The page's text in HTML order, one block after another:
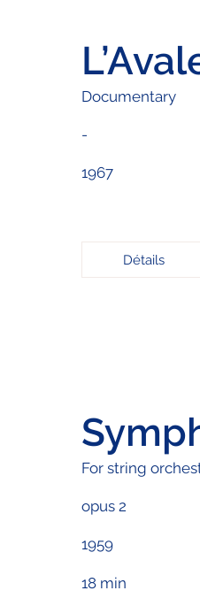
Documentary
-
1967
Détails
For string
opus 2
1959
18 min